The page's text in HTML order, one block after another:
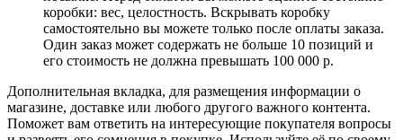
коробки: вес, целостность. Вскрывать коробку
самостоятельно вы можете только после оплаты заказа.
Один заказ может содержать не больше 10 позиций и
его стоимость не должна превышать 100 000 р.
Дополнительная вкладка, для размещения информации о
магазине, доставке или любого другого важного контента.
Поможет вам ответить на интересующие покупателя вопросы